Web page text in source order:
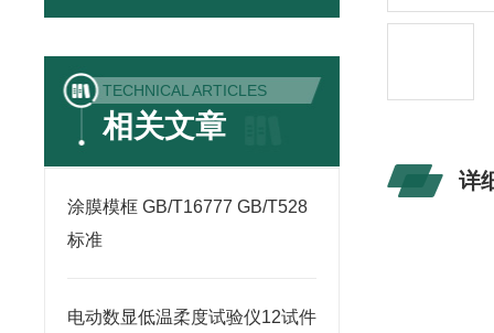
TECHNICAL ARTICLES
相关文章
涂膜模框 GB/T16777 GB/T528
标准
电动数显低温柔度试验仪12试件
详